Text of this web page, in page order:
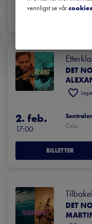
DET
Lagre
2. feb.
17:00
Oslo
BILLETTER
DET
vennligst se vår